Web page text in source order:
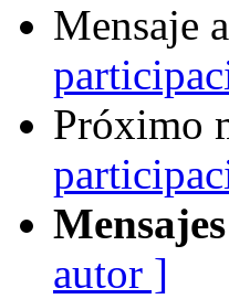
Mensaje
Próximo
autor ]